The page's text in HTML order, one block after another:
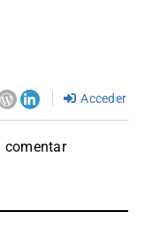
Acceder
comentar